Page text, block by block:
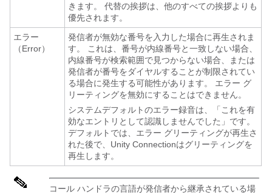
きます。 代替の挨拶は、他のすべての挨拶よりも
優先されます。
エラー
（Error）
発信者が無効な番号を入力した場合に再生されま
す。 これは、番号が内線番号と一致しない場合、
内線番号が検索範囲で見つからない場合、または
発信者が番号をダイヤルすることが制限されてい
る場合に発生する可能性があります。 エラー グ
リーティングを無効にすることはできません。
システムデフォルトのエラー録音は、「これを有
効なエントリとして認識しませんでした」です。
デフォルトでは、エラー グリーティングが再生さ
れた後で、Unity Connectionはグリーティングを
再生します。
コール ハンドラの言語が発信者から継承されている場